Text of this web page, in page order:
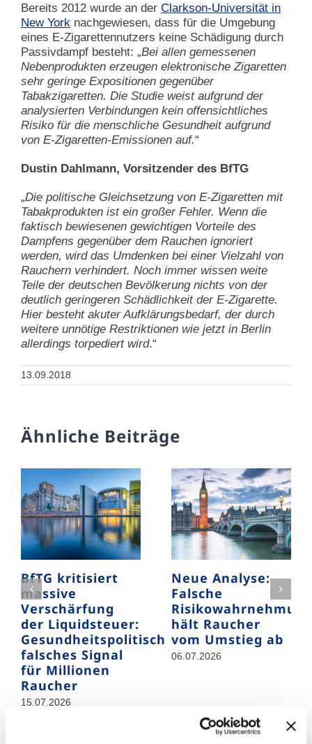
Bereits 2012 wurde an der Clarkson-Universität in
New York nachgewiesen, dass für die Umgebung
eines E-Zigarettennutzers keine Schädigung durch
Passivdampf besteht: „Bei allen gemessenen
Nebenprodukten erzeugen elektronische Zigaretten
sehr geringe Expositionen gegenüber
Tabakzigaretten. Die Studie weist aufgrund der
analysierten Verbindungen kein offensichtliches
Risiko für die menschliche Gesundheit aufgrund
von E-Zigaretten-Emissionen auf.“
Dustin Dahlmann, Vorsitzender des BfTG
„Die politische Gleichsetzung von E-Zigaretten mit
Tabakprodukten ist ein großer Fehler. Wenn die
faktisch bewiesenen gewichtigen Vorteile des
Dampfens gegenüber dem Rauchen ignoriert
werden, wird das Umdenken bei einer Vielzahl von
Rauchern verhindert. Noch immer wissen weite
Teile der deutschen Bevölkerung nichts von der
deutlich geringeren Schädlichkeit der E-Zigarette.
Hier besteht akuter Aufklärungsbedarf, der durch
weitere unnötige Restriktionen wie jetzt in Berlin
allerdings torpediert wird.“
13.09.2018
Ähnliche Beiträge
BfTG kritisiert
massive
Verschärfung
der Liquidsteuer:
Gesundheitspolitisch
falsches Signal
für Millionen
Raucher
15.07.2026
Neue Analyse:
Falsche
hält Raucher
vom Umstieg ab
06.07.2026